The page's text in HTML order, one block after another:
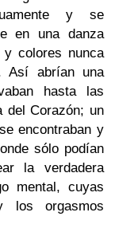
y se
en una danza
y colores nunca
Así abrían una
hasta las
del Corazón; un
encontraban y
sólo podían
la verdadera
mental, cuyas
los orgasmos